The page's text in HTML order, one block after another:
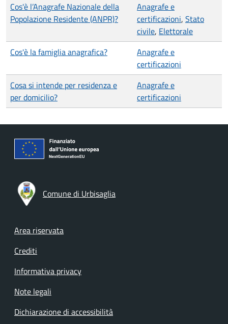
Cos'è l’Anagrafe Nazionale della
Popolazione Residente (ANPR)?
Anagrafe e
certificazioni, Stato
civile, Elettorale
Cos'è la famiglia anagrafica?
Anagrafe e
certificazioni
Cosa si intende per residenza e
per domicilio?
Anagrafe e
certificazioni
Comune di Urbisaglia
Footer menu
Area riservata
Crediti
Informativa privacy
Note legali
Dichiarazione di accessibilità